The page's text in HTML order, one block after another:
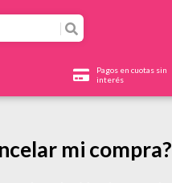
Pagos en cuotas sin
interés
mi compra?